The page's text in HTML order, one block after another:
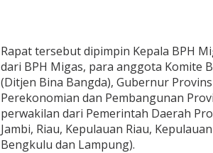
Rapat tersebut dipimpin Kepala BPH
dari BPH Migas, para anggota Komite
(Ditjen Bina Bangda), Gubernur
Perekonomian dan Pembangunan
perwakilan dari Pemerintah Daerah
Jambi, Riau, Kepulauan Riau,
Bengkulu dan Lampung).